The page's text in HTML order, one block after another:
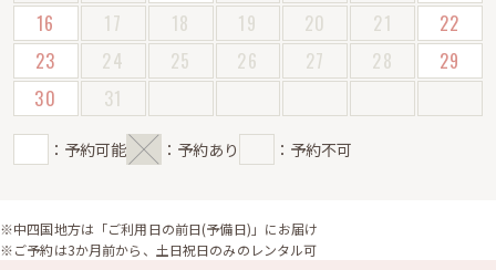
16
17 18 19 20 21
22
23
24 25 26 27 28
29
30
31
：予約可能 ：予約あり ：予約不可
※中四国地方は「ご利用日の前日(予備日)」にお届け
※ご予約は3か月前から、土日祝日のみのレンタル可